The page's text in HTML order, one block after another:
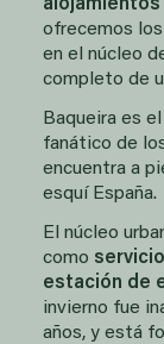
alojamientos
ofrecemos
en el núcleo
completo de
Baqueira es
fanático de
encuentra a
esquí España.
El núcleo
como
estación de
invierno fue
años, y está